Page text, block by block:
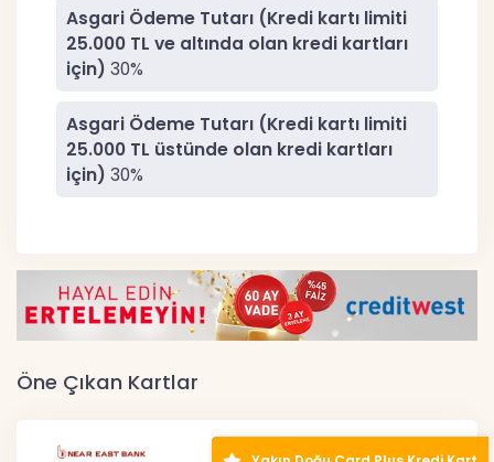
Asgari Ödeme Tutarı (Kredi kartı limiti
25.000 TL ve altında olan kredi kartları
için) 30%
Asgari Ödeme Tutarı (Kredi kartı limiti
25.000 TL üstünde olan kredi kartları
için) 30%
Öne Çıkan Kartlar